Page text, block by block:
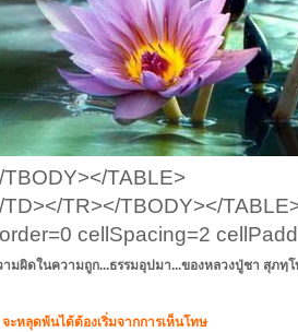
TBODY></TABLE>
TD></TR></TBODY></
cellSpacing=2
ามผิดในความถูก...ธรรมอุปมา...ของหลวงปู่ชา สุภทฺโ
จะหลุดพ้นได้ต้องเริ่มจากการเห็นโทษ